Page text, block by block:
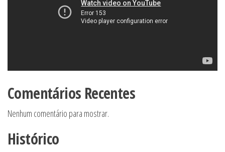
Comentários Recentes
Nenhum comentário para mostrar.
Histórico